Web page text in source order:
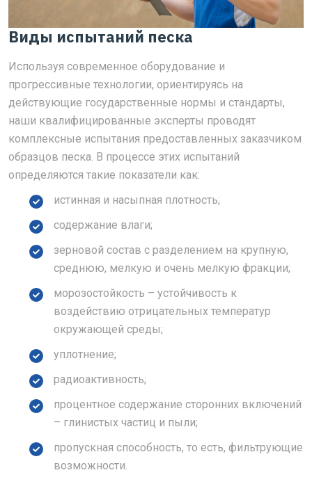
Виды испытаний песка
Используя современное оборудование и
прогрессивные технологии, ориентируясь на
действующие государственные нормы и стандарты,
наши квалифицированные эксперты проводят
комплексные испытания предоставленных заказчиком
образцов песка. В процессе этих испытаний
определяются такие показатели как:
истинная и насыпная плотность;
содержание влаги;
зерновой состав с разделением на крупную,
среднюю, мелкую и очень мелкую фракции;
морозостойкость – устойчивость к
воздействию отрицательных температур
окружающей среды;
уплотнение;
радиоактивность;
процентное содержание сторонних включений
– глинистых частиц и пыли;
пропускная способность, то есть, фильтрующие
возможности.